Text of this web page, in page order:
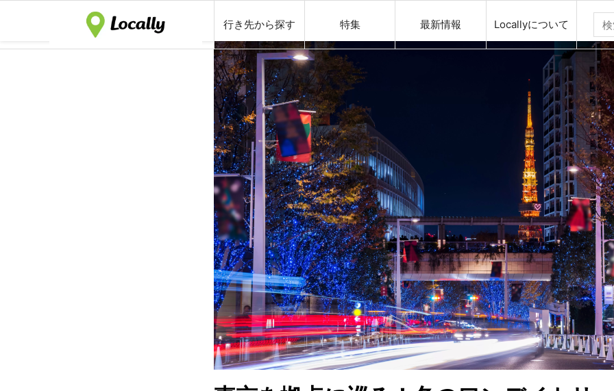
行き先から探す 特集 最新情報 Locallyについて